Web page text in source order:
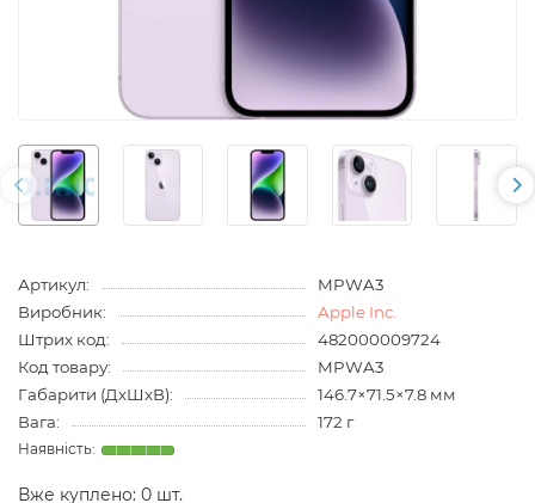
Артикул:
MPWA3
Виробник:
Apple Inc.
Штрих код:
482000009724
Код товару:
MPWA3
Габарити (ДхШхВ):
146.7×71.5×7.8 мм
Вага:
172 г
Вже куплено: 0 шт.